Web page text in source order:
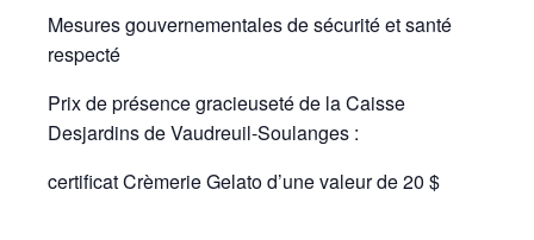
Mesures gouvernementales de sécurité et santé
respecté
Prix de présence gracieuseté de la Caisse
Desjardins de Vaudreuil-Soulanges :
certificat Crèmerie Gelato d’une valeur de 20 $